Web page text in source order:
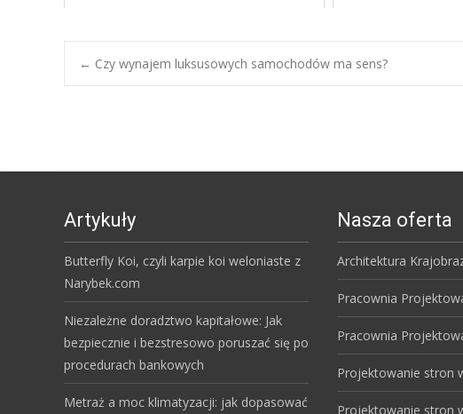
Post
← Czy wynajem luksusowych samochodów ma sens?
Artykuły
Butterfly Koi, czyli karpie koi weloniaste z
Narybek.com
Niezależne doradztwo kapitałowe: Jak
bezpiecznie i bezstresowo poruszać się po
procedurach bankowych
Metraż a moc klimatyzacji: jak dopasować
Nasza oferta
Architektura
Pracownia
Pracownia
Projektowanie stron
Projektowanie stron